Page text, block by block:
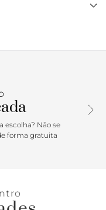
regulável com
formato sextavado,
além de detalhe em
escolha? Não se
forma gratuita